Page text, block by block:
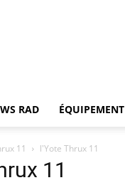
RAD ÉQUIPEMENT
11 l'Yote Thrux 11
11